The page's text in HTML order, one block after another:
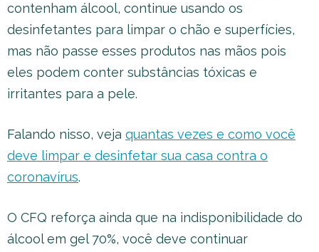
contenham álcool, continue usando os
desinfetantes para limpar o chão e superfícies,
mas não passe esses produtos nas mãos pois
eles podem conter substâncias tóxicas e
irritantes para a pele.
Falando nisso, veja quantas vezes e como você
deve limpar e desinfetar sua casa contra o
coronavírus.
O CFQ reforça ainda que na indisponibilidade do
álcool em gel 70%, você deve continuar